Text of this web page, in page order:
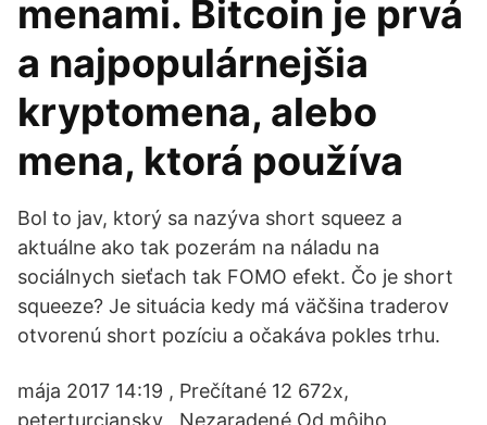
menami. Bitcoin je prvá
a najpopulárnejšia
kryptomena, alebo
mena, ktorá používa
Bol to jav, ktorý sa nazýva short squeez a
aktuálne ako tak pozerám na náladu na
sociálnych sieťach tak FOMO efekt. Čo je short
squeeze? Je situácia kedy má väčšina traderov
otvorenú short pozíciu a očakáva pokles trhu.
mája 2017 14:19 , Prečítané 12 672x,
peterturciansky , Nezaradené Od môjho